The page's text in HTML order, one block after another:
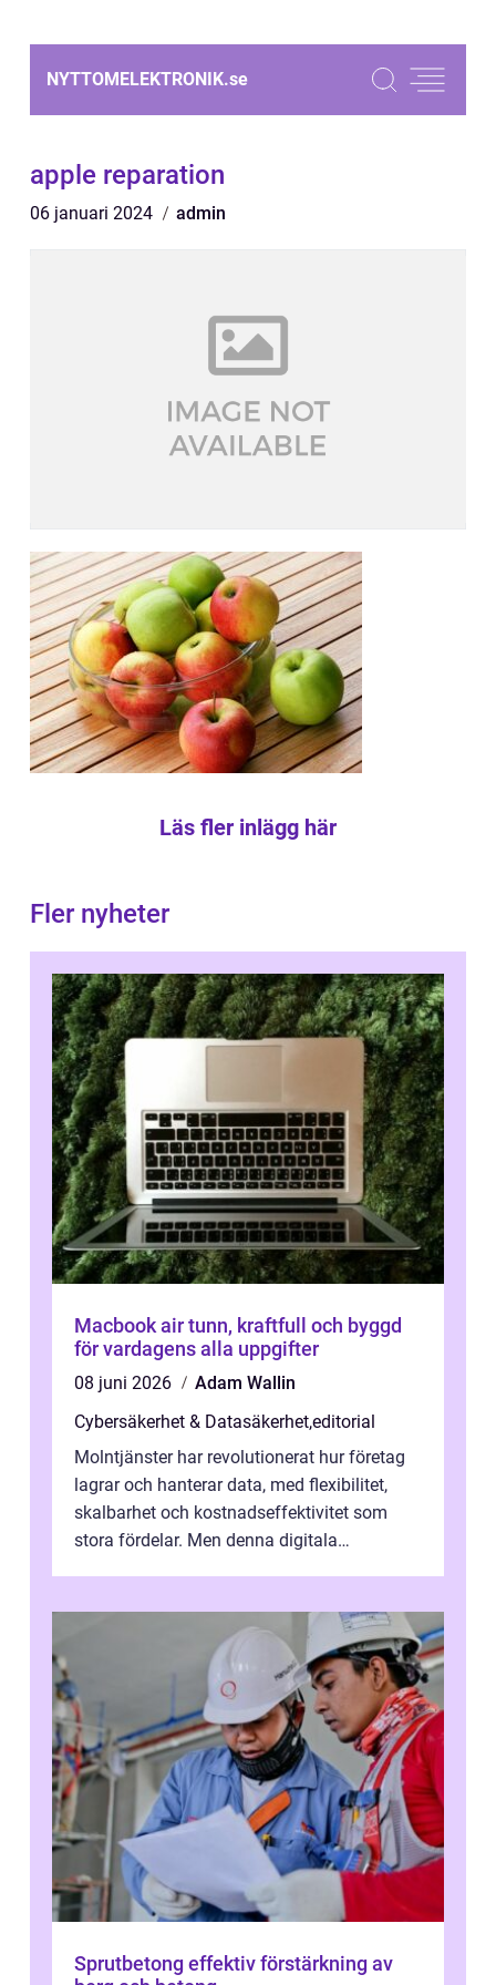
NYTTOMELEKTRONIK.se
apple reparation
06 januari 2024 admin
Läs fler inlägg här
Fler nyheter
Macbook air tunn, kraftfull och byggd
för vardagens alla uppgifter
08 juni 2026
Adam Wallin
Cybersäkerhet & Datasäkerhet,editorial
Molntjänster har revolutionerat hur företag
lagrar och hanterar data, med flexibilitet,
skalbarhet och kostnadseffektivitet som
stora fördelar. Men denna digitala
Sprutbetong effektiv förstärkning av